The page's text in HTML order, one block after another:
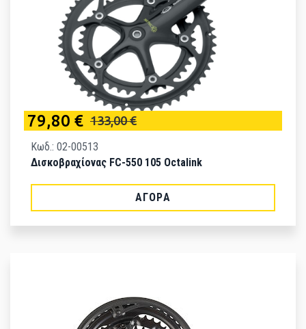
79,80 € 133,00 €
Κωδ.: 02-00513
Δισκοβραχίονας FC-550 105 Octalink
ΑΓΟΡΆ